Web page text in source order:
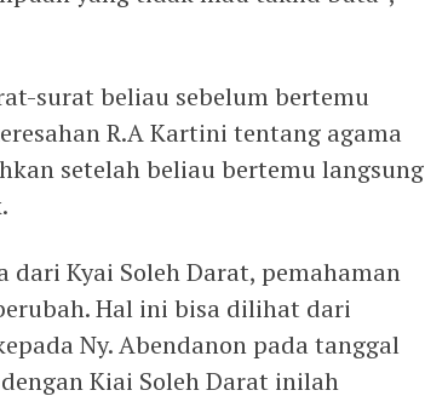
surat beliau sebelum bertemu
R.A Kartini tentang agama
setelah beliau bertemu langsung
dari Kyai Soleh Darat, pemahaman
Hal ini bisa dilihat dari
Ny. Abendanon pada tanggal
Kiai Soleh Darat inilah